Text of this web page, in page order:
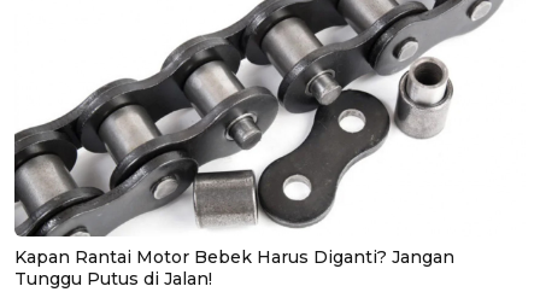
Kapan Rantai Motor Bebek Harus Diganti? Jangan
Tunggu Putus di Jalan!